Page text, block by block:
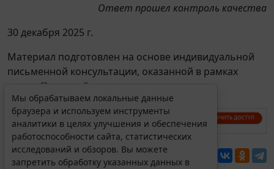
Ответ прошел контроль качества
30 декабря 2025 г.
Материал подготовлен на основе индивидуальной
письменной консультации, оказанной в рамках
Правовой консалтинг
Перепечатка
Мы обрабатываем локальные данные
браузера и используем инструменты
аналитики в целях улучшения и обеспечения
работоспособности сайта, статистических
исследований и обзоров. Вы можете
запретить обработку указанных данных в